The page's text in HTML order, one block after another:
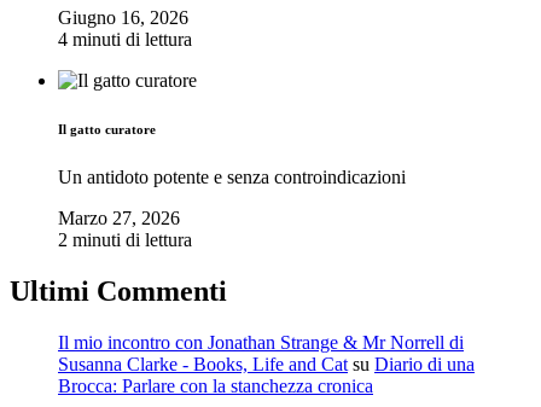
Giugno 16, 2026
4 minuti di lettura
Il gatto curatore
Un antidoto potente e senza controindicazioni
Marzo 27, 2026
2 minuti di lettura
Ultimi Commenti
Il mio incontro con Jonathan Strange & Mr Norrell di
Susanna Clarke - Books, Life and Cat su Diario di una
Brocca: Parlare con la stanchezza cronica